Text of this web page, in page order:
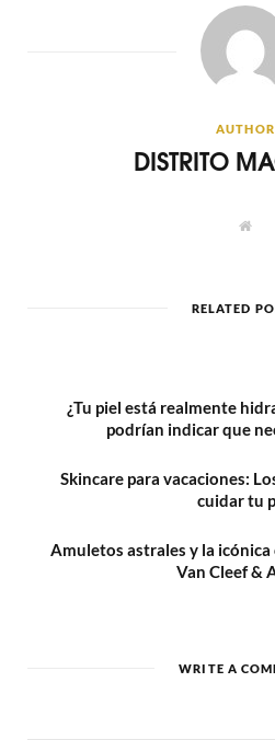
AUTHOR
DISTRITO
W
e
RELATED
¿Tu piel está realmente
podrían indicar que
Skincare para vacaciones:
cuidar tu
Amuletos astrales y la
Van Cleef &
WRITE A